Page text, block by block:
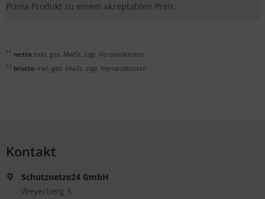
Prima Produkt zu einem akzeptablen Preis.
*1 netto exkl. ges. MwSt. zzgl. Versandkosten
*2 brutto inkl. ges. MwSt. zzgl. Versandkosten
Kontakt
Schutznetze24 GmbH
Weyerberg 5